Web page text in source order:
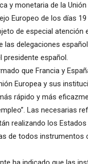
y monetaria de la Unión
Europeo de los días 19
de especial atención
las delegaciones
presidente español.
que Francia y
Europea y sus
rápido y más
Las necesarias
realizando los
de todos instrumentos